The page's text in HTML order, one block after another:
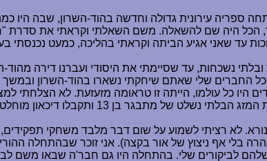
ספריה עירונית גדולה וחדשה בהוד-השרון, שבה היו
הכל היה שם להשאלה. משם השאלתי וקראתי את סדרת
עד שאני אגיע הביתה וקראתי בהליכה, כמעט נכנסתי
ובלתי נשכחות, עד שסיימתי את היסודי ועברנו דירה
החברים שלי שאתם שיחקתי נשארו בהוד-השרון
היו כל עולמו, הייתה זו טראומה מזעזעת. לא הצלחתי
נשלט של מתבגר בן 13 ותקבלו דיכאון מוחלט.
נורא. לא רציתי לשמוע על שום דבר מלבד משחקי
בלי אף ניצוץ של אור בקצה). אני זוכר שבהתחלה